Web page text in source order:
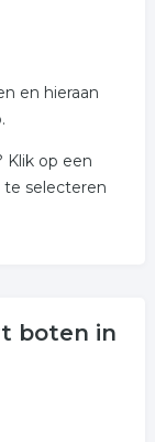
en hieraan
Klik op een
selecteren
boten in